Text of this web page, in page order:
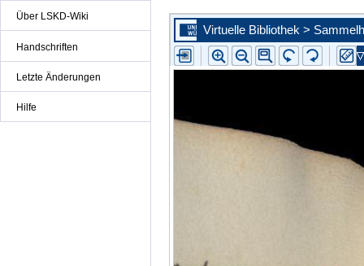
Über LSKD-Wiki
Handschriften
Letzte Änderungen
Hilfe